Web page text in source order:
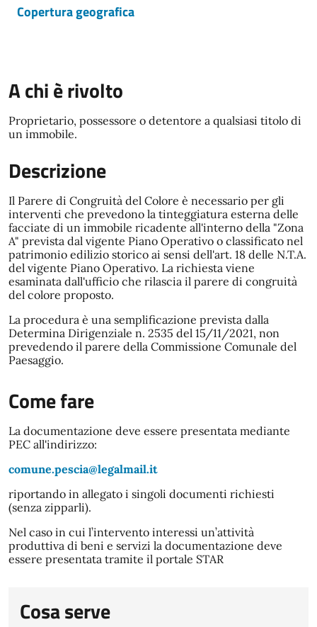
Copertura geografica
A chi è rivolto
Proprietario, possessore o detentore a qualsiasi titolo di
un immobile.
Descrizione
Il Parere di Congruità del Colore è necessario per gli
interventi che prevedono la tinteggiatura esterna delle
facciate di un immobile ricadente all'interno della "Zona
A" prevista dal vigente Piano Operativo o classificato nel
patrimonio edilizio storico ai sensi dell'art. 18 delle N.T.A.
del vigente Piano Operativo. La richiesta viene
esaminata dall'ufficio che rilascia il parere di congruità
del colore proposto.
La procedura è una semplificazione prevista dalla
Determina Dirigenziale n. 2535 del 15/11/2021, non
prevedendo il parere della Commissione Comunale del
Paesaggio.
Come fare
La documentazione deve essere presentata mediante
PEC all'indirizzo:
comune.pescia@legalmail.it
riportando in allegato i singoli documenti richiesti
(senza zipparli).
Nel caso in cui l’intervento interessi un’attività
produttiva di beni e servizi la documentazione deve
essere presentata tramite il portale STAR
Cosa serve